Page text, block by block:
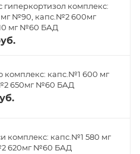
гиперкортизол комплекс:
№90, капс.№2 600мг
мг №60 БАД
комплекс: капс.№1 600 мг
650мг №60 БАД
комплекс: капс.№1 580 мг
620мг №60 БАД